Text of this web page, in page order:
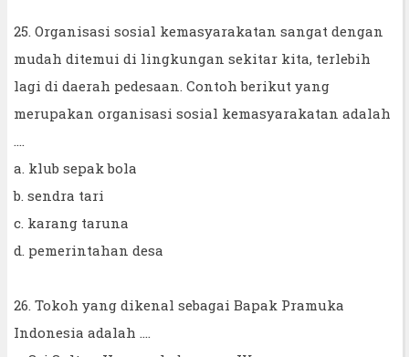
25. Organisasi sosial kemasyarakatan sangat dengan
mudah ditemui di lingkungan sekitar kita, terlebih
lagi di daerah pedesaan. Contoh berikut yang
merupakan organisasi sosial kemasyarakatan adalah
a. klub sepak bola
b. sendra tari
c. karang taruna
d. pemerintahan desa
26. Tokoh yang dikenal sebagai Bapak Pramuka
Indonesia adalah ....